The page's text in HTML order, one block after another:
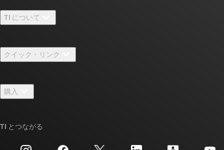
TI について
採用情報
ニュース
イベント
クイック・リンク
TI E2E™ 設計サポート・フォーラム
クロスリファレンス検索
カスタマー・サポート・センター
購入
TI とつながる